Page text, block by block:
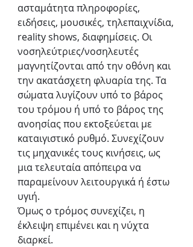
ασταμάτητα πληροφορίες,
ειδήσεις, μουσικές, τηλεπαιχνίδια,
reality shows, διαφημίσεις. Οι
νοσηλεύτριες/νοσηλευτές
μαγνητίζονται από την οθόνη και
την ακατάσχετη φλυαρία της. Τα
σώματα λυγίζουν υπό το βάρος
του τρόμου ή υπό το βάρος της
ανοησίας που εκτοξεύεται με
καταιγιστικό ρυθμό. Συνεχίζουν
τις μηχανικές τους κινήσεις, ως
μια τελευταία απόπειρα να
παραμείνουν λειτουργικά ή έστω
υγιή.
Όμως ο τρόμος συνεχίζει, η
έκλειψη επιμένει και η νύχτα
διαρκεί.